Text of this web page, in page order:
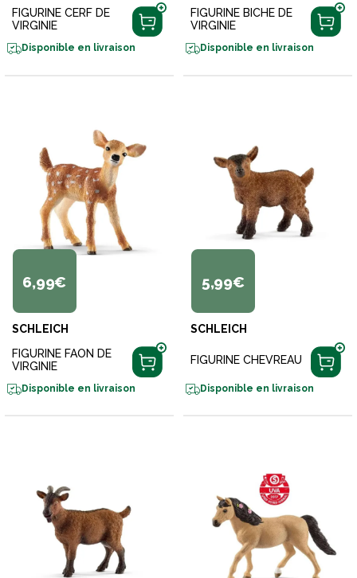
FIGURINE CERF DE
VIRGINIE
Disponible en livraison
FIGURINE BICHE DE
VIRGINIE
Disponible en livraison
6,99€
SCHLEICH
FIGURINE FAON DE
VIRGINIE
Disponible en livraison
5,99€
SCHLEICH
FIGURINE CHEVREAU
Disponible en livraison